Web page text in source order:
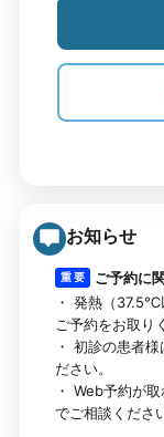
お知らせ
重 要
ご予約に
・ 発熱（37.5℃
ご予約をお取り
・ 初診の患者
ださい。
・ Web予約が
でご相談くださ